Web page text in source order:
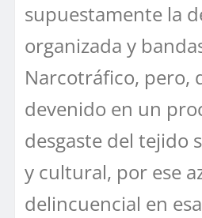
supuestamente la
organizada y
Narcotráfico, pero,
devenido en un
desgaste del tejido
y cultural, por ese
delincuencial en